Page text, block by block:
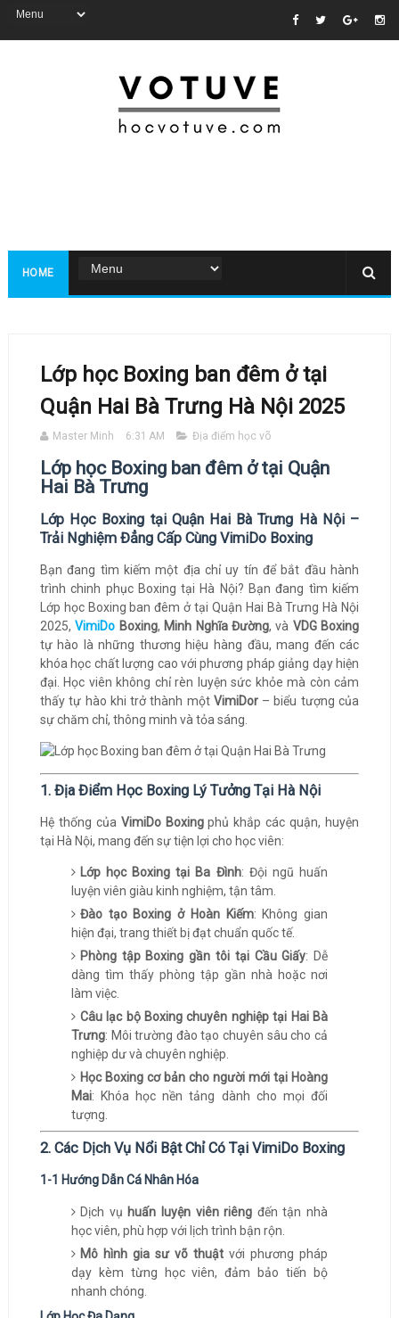
HOME
Lớp học Boxing ban đêm ở tại
Quận Hai Bà Trưng Hà Nội 2025
Master Minh 6:31 AM Địa điểm học võ
Lớp học Boxing ban đêm ở tại Quận
Hai Bà Trưng
Lớp Học Boxing tại Quận Hai Bà Trưng Hà Nội –
Trải Nghiệm Đẳng Cấp Cùng VimiDo Boxing
Bạn đang tìm kiếm một địa chỉ uy tín để bắt đầu hành
trình chinh phục Boxing tại Hà Nội? Bạn đang tìm kiếm
Lớp học Boxing ban đêm ở tại Quận Hai Bà Trưng Hà Nội
2025,VimiDo Boxing, Minh Nghĩa Đường, và VDG Boxing
tự hào là những thương hiệu hàng đầu, mang đến các
khóa học chất lượng cao với phương pháp giảng dạy hiện
đại. Học viên không chỉ rèn luyện sức khỏe mà còn cảm
thấy tự hào khi trở thành một VimiDor– biểu tượng của
sự chăm chỉ, thông minh và tỏa sáng.
1. Địa Điểm Học Boxing Lý Tưởng Tại Hà Nội
Hệ thống của VimiDo Boxingphủ khắp các quận, huyện
tại Hà Nội, mang đến sự tiện lợi cho học viên:
Lớp học Boxing tại Ba Đình: Đội ngũ huấn
luyện viên giàu kinh nghiệm, tận tâm.
Đào tạo Boxing ở Hoàn Kiếm: Không gian
hiện đại, trang thiết bị đạt chuẩn quốc tế.
Phòng tập Boxing gần tôi tại Cầu Giấy: Dễ
dàng tìm thấy phòng tập gần nhà hoặc nơi
làm việc.
Câu lạc bộ Boxing chuyên nghiệp tại Hai Bà
Trưng: Môi trường đào tạo chuyên sâu cho cả
nghiệp dư và chuyên nghiệp.
Học Boxing cơ bản cho người mới tại Hoàng
Mai: Khóa học nền tảng dành cho mọi đối
tượng.
2. Các Dịch Vụ Nổi Bật Chỉ Có Tại VimiDo Boxing
1-1 Hướng Dẫn Cá Nhân Hóa
Dịch vụ huấn luyện viên riêng đến tận nhà
học viên, phù hợp với lịch trình bận rộn.
Mô hình gia sư võ thuật với phương pháp
dạy kèm từng học viên, đảm bảo tiến bộ
nhanh chóng.